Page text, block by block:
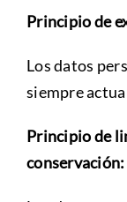
Principio de
Los datos
siempre
Principio de
conservación: